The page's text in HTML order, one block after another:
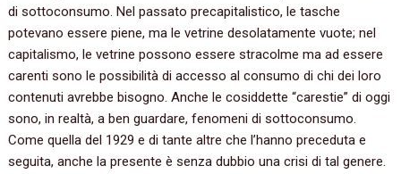
di sottoconsumo. Nel passato precapitalistico, le tasche
potevano essere piene, ma le vetrine desolatamente vuote; nel
capitalismo, le vetrine possono essere stracolme ma ad essere
carenti sono le possibilità di accesso al consumo di chi dei loro
contenuti avrebbe bisogno. Anche le cosiddette “carestie” di oggi
sono, in realtà, a ben guardare, fenomeni di sottoconsumo.
Come quella del 1929 e di tante altre che l’hanno preceduta e
seguita, anche la presente è senza dubbio una crisi di tal genere.